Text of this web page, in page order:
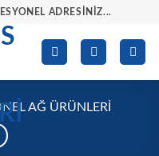
ADRESINIZ...
AĞ ÜRÜNLERI